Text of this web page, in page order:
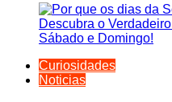
Curiosidades
Noticias